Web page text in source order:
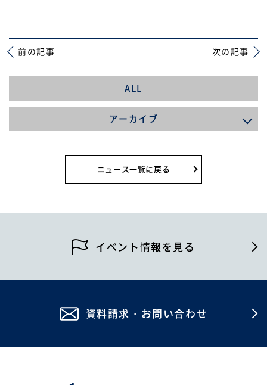
前の記事 次の記事
ALL
アーカイブ
2026年7月
2026年2月
2025年12月
2024年12月
ニュース一覧に戻る
イベント情報を見る
資料請求・お問い合わせ